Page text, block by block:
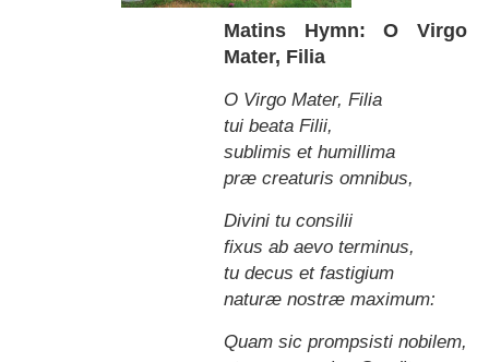
Matins Hymn: O Virgo
Mater, Filia
O Virgo Mater, Filia
tui beata Filii,
sublimis et humillima
præ creaturis omnibus,
Divini tu consilii
fixus ab aevo terminus,
tu decus et fastigium
naturæ nostræ maximum:
Quam sic prompsisti nobilem,